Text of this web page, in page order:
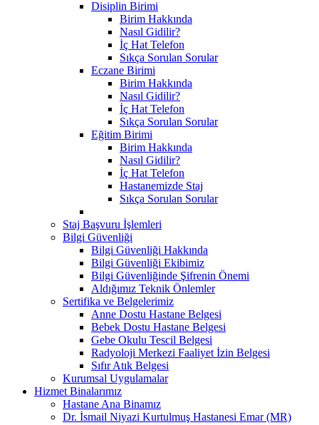
Disiplin Birimi
Birim Hakkında
Nasıl Gidilir?
İç Hat Telefon
Sıkça Sorulan Sorular
Eczane Birimi
Birim Hakkında
Nasıl Gidilir?
İç Hat Telefon
Sıkça Sorulan Sorular
Eğitim Birimi
Birim Hakkında
Nasıl Gidilir?
İç Hat Telefon
Hastanemizde Staj
Sıkça Sorulan Sorular
Staj Başvuru İşlemleri
Bilgi Güvenliği
Bilgi Güvenliği Hakkında
Bilgi Güvenliği Ekibimiz
Bilgi Güvenliğinde Şifrenin Önemi
Aldığımız Teknik Önlemler
Sertifika ve Belgelerimiz
Anne Dostu Hastane Belgesi
Bebek Dostu Hastane Belgesi
Gebe Okulu Tescil Belgesi
Radyoloji Merkezi Faaliyet İzin Belgesi
Sıfır Atık Belgesi
Kurumsal Uygulamalar
Hizmet Binalarımız
Hastane Ana Binamız
Dr. İsmail Niyazi Kurtulmuş Hastanesi Emar (MR)